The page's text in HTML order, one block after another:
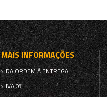
MAIS INFORMAÇÕES
DA ORDEM À ENTREGA
IVA 0%